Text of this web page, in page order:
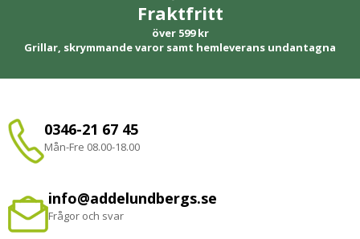
Fraktfritt
över 599 kr
Grillar, skrymmande varor samt hemleverans undantagna
0346-21 67 45
Mån-Fre 08.00-18.00
info@addelundbergs.se
Frågor och svar